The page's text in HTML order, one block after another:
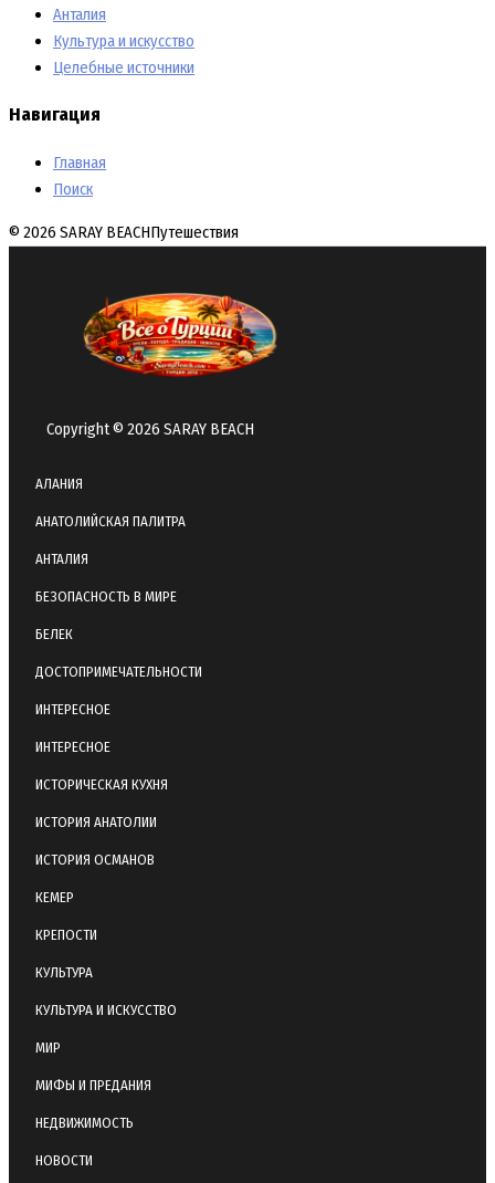
Анталия
Культура и искусство
Целебные источники
Навигация
Главная
Поиск
© 2026 SARAY BEACHПутешествия
Copyright © 2026 SARAY BEACH
АЛАНИЯ
АНАТОЛИЙСКАЯ ПАЛИТРА
АНТАЛИЯ
БЕЗОПАСНОСТЬ В МИРЕ
БЕЛЕК
ДОСТОПРИМЕЧАТЕЛЬНОСТИ
ИНТЕРЕСНОЕ
ИНТЕРЕСНОЕ
ИСТОРИЧЕСКАЯ КУХНЯ
ИСТОРИЯ АНАТОЛИИ
ИСТОРИЯ ОСМАНОВ
КЕМЕР
КРЕПОСТИ
КУЛЬТУРА
КУЛЬТУРА И ИСКУССТВО
МИР
МИФЫ И ПРЕДАНИЯ
НЕДВИЖИМОСТЬ
НОВОСТИ